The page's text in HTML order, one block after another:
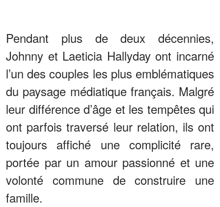
Pendant plus de deux décennies,
Johnny et Laeticia Hallyday ont incarné
l’un des couples les plus emblématiques
du paysage médiatique français. Malgré
leur différence d’âge et les tempêtes qui
ont parfois traversé leur relation, ils ont
toujours affiché une complicité rare,
portée par un amour passionné et une
volonté commune de construire une
famille.